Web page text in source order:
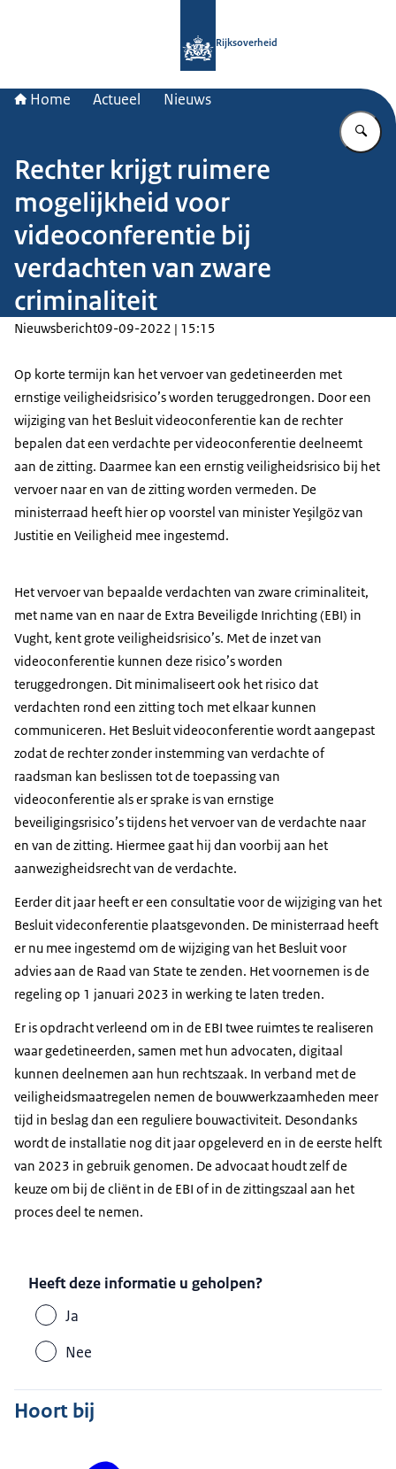
Rijksoverheid
Home Actueel Nieuws
Rechter krijgt ruimere
mogelijkheid voor
videoconferentie bij
verdachten van zware
criminaliteit
Nieuwsbericht09-09-2022 | 15:15
Op korte termijn kan het vervoer van gedetineerden met
ernstige veiligheidsrisico’s worden teruggedrongen. Door een
wijziging van het Besluit videoconferentie kan de rechter
bepalen dat een verdachte per videoconferentie deelneemt
aan de zitting. Daarmee kan een ernstig veiligheidsrisico bij het
vervoer naar en van de zitting worden vermeden. De
ministerraad heeft hier op voorstel van minister Yeşilgöz van
Justitie en Veiligheid mee ingestemd.
Het vervoer van bepaalde verdachten van zware criminaliteit,
met name van en naar de Extra Beveiligde Inrichting (EBI) in
Vught, kent grote veiligheidsrisico’s. Met de inzet van
videoconferentie kunnen deze risico’s worden
teruggedrongen. Dit minimaliseert ook het risico dat
verdachten rond een zitting toch met elkaar kunnen
communiceren. Het Besluit videoconferentie wordt aangepast
zodat de rechter zonder instemming van verdachte of
raadsman kan beslissen tot de toepassing van
videoconferentie als er sprake is van ernstige
beveiligingsrisico’s tijdens het vervoer van de verdachte naar
en van de zitting. Hiermee gaat hij dan voorbij aan het
aanwezigheidsrecht van de verdachte.
Eerder dit jaar heeft er een consultatie voor de wijziging van het
Besluit videconferentie plaatsgevonden. De ministerraad heeft
er nu mee ingestemd om de wijziging van het Besluit voor
advies aan de Raad van State te zenden. Het voornemen is de
regeling op 1 januari 2023 in werking te laten treden.
Er is opdracht verleend om in de EBI twee ruimtes te realiseren
waar gedetineerden, samen met hun advocaten, digitaal
kunnen deelnemen aan hun rechtszaak. In verband met de
veiligheidsmaatregelen nemen de bouwwerkzaamheden meer
tijd in beslag dan een reguliere bouwactiviteit. Desondanks
wordt de installatie nog dit jaar opgeleverd en in de eerste helft
van 2023 in gebruik genomen. De advocaat houdt zelf de
keuze om bij de cliënt in de EBI of in de zittingszaal aan het
proces deel te nemen.
Heeft deze informatie u geholpen?
Ja
Nee
Hoort bij